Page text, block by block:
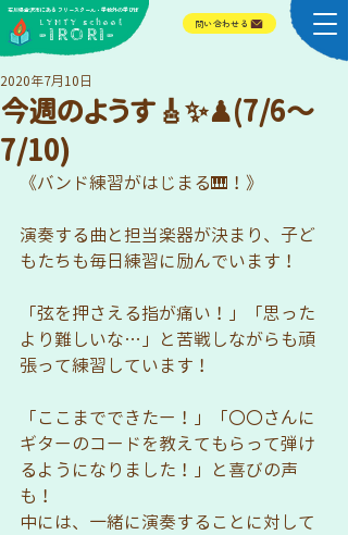
問い合わせる
​LYHTY school
-IRORI-
​石川県金沢市にある フリースクール・学校外の学びば
今週のようす🎸✨♟(7/6〜
7/10)
2020年7月10日
《バンド練習がはじまる🎹！》
演奏する曲と担当楽器が決まり、子ど
もたちも毎日練習に励んでいます！
「弦を押さえる指が痛い！」「思った
より難しいな…」と苦戦しながらも頑
張って練習しています！
「ここまでできたー！」「〇〇さんに
ギターのコードを教えてもらって弾け
るようになりました！」と喜びの声
も！
中には、一緒に演奏することに対して